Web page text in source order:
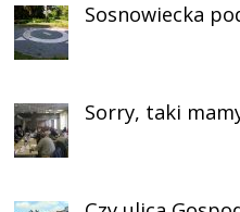
Sosnowiecka
Sorry, taki